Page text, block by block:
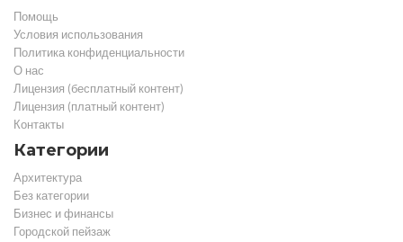
Помощь
Условия использования
Политика конфиденциальности
О нас
Лицензия (бесплатный контент)
Лицензия (платный контент)
Контакты
Категории
Архитектура
Без категории
Бизнес и финансы
Городской пейзаж